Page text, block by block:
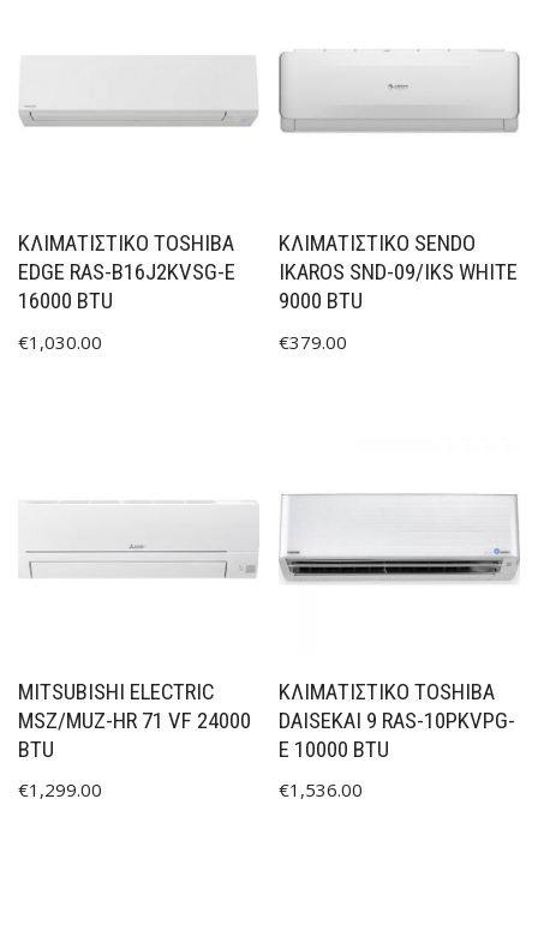
ΚΛΙΜΑΤΙΣΤΙΚΟ TOSHIBA
EDGE RAS-B16J2KVSG-E
16000 BTU
€1,030.00
ΚΛΙΜΑΤΙΣΤΙΚΟ SENDO
IKAROS SND-09/IKS WHITE
9000 BTU
€379.00
MITSUBISHI ELECTRIC
MSZ/MUZ-HR 71 VF 24000
BTU
€1,299.00
ΚΛΙΜΑΤΙΣΤΙΚΟ TOSHIBA
DAISEKAI 9 RAS-10PKVPG-
E 10000 BTU
€1,536.00